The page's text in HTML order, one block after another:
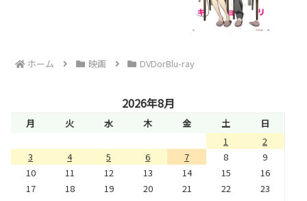
ホーム 映画 DVDorBlu-ray
2026年8月
月 火 水 木 金 土
日
1
2
3
4 5 6 7 8
9
10
11 12 13 14 15
16
17
18 19 20 21 22
23